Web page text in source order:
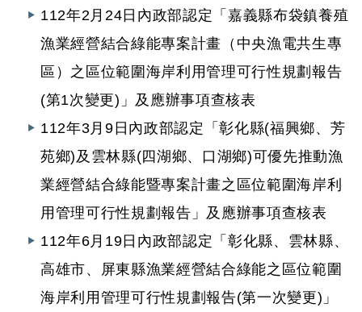
112年2月24日內政部認定「嘉義縣布袋鎮養殖
漁業經營結合綠能專案計畫（中央漁電共生專
區）之區位範圍海岸利用管理可行性規劃報告
(第1次變更)」及應辦事項查核表
112年3月9日內政部認定「彰化縣(福興鄉、芳
苑鄉)及雲林縣(四湖鄉、口湖鄉)可優先推動漁
業經營結合綠能暨專案計畫之區位範圍海岸利
用管理可行性規劃報告」及應辦事項查核表
112年6月19日內政部認定「彰化縣、雲林縣、
高雄市、屏東縣漁業經營結合綠能之區位範圍
海岸利用管理可行性規劃報告(第一次變更)」